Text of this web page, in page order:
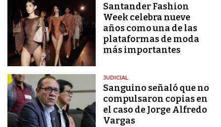
Santander Fashion
Week celebra nueve
años como una de las
plataformas de moda
más importantes
JUDICIAL
Sanguino señaló que no
compulsaron copias en
el caso de Jorge Alfredo
Vargas